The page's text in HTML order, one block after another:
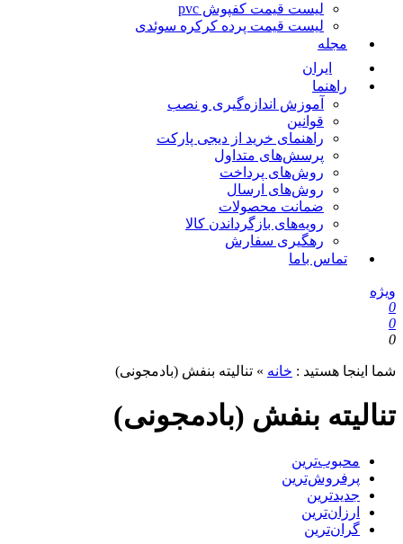
لیست قیمت کفپوش pvc
لیست قیمت پرده کرکره سوئدی
مجله
ایران
راهنما
آموزش اندازه‌گیری و نصب
قوانین
راهنمای خرید از دیجی پارکت
پرسش‌های متداول
روش‌های پرداخت
روش‌های ارسال
ضمانت محصولات
رویه‌های بازگرداندن کالا
رهگیری سفارش
تماس باما
ویژه
0
0
0
شما اینجا هستید : خانه » تنالیته بنفش (بادمجونی)
تنالیته بنفش (بادمجونی)
محبوب‌ترین
پرفروش‌ترین
جدیدترین
ارزان‌ترین
گران‌ترین